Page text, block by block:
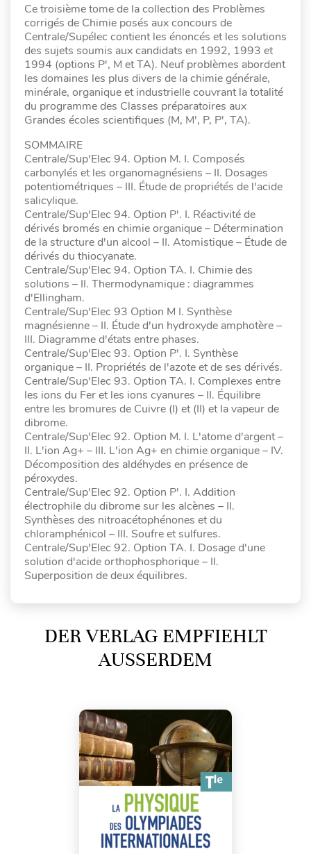
Ce troisième tome de la collection des Problèmes
corrigés de Chimie posés aux concours de
Centrale/Supélec contient les énoncés et les solutions
des sujets soumis aux candidats en 1992, 1993 et
1994 (options P', M et TA). Neuf problèmes abordent
les domaines les plus divers de la chimie générale,
minérale, organique et industrielle couvrant la totalité
du programme des Classes préparatoires aux
Grandes écoles scientifiques (M, M', P, P', TA).
SOMMAIRE
Centrale/Sup'Elec 94. Option M. I. Composés
carbonylés et les organomagnésiens – II. Dosages
potentiométriques – III. Étude de propriétés de l'acide
salicylique.
Centrale/Sup'Elec 94. Option P'. I. Réactivité de
dérivés bromés en chimie organique – Détermination
de la structure d'un alcool – II. Atomistique – Étude de
dérivés du thiocyanate.
Centrale/Sup'Elec 94. Option TA. I. Chimie des
solutions – II. Thermodynamique : diagrammes
d'Ellingham.
Centrale/Sup'Elec 93 Option M I. Synthèse
magnésienne – II. Étude d'un hydroxyde amphotère –
III. Diagramme d'états entre phases.
Centrale/Sup'Elec 93. Option P'. I. Synthèse
organique – II. Propriétés de l'azote et de ses dérivés.
Centrale/Sup'Elec 93. Option TA. I. Complexes entre
les ions du Fer et les ions cyanures – II. Équilibre
entre les bromures de Cuivre (I) et (II) et la vapeur de
dibrome.
Centrale/Sup'Elec 92. Option M. I. L'atome d'argent –
II. L'ion Ag+ – III. L'ion Ag+ en chimie organique – IV.
Décomposition des aldéhydes en présence de
péroxydes.
Centrale/Sup'Elec 92. Option P'. I. Addition
électrophile du dibrome sur les alcènes – II.
Synthèses des nitroacétophénones et du
chloramphénicol – III. Soufre et sulfures.
Centrale/Sup'Elec 92. Option TA. I. Dosage d'une
solution d'acide orthophosphorique – II.
Superposition de deux équilibres.
DER VERLAG EMPFIEHLT
AUSSERDEM